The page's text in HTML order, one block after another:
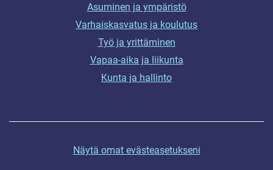
Asuminen ja ympäristö
Varhaiskasvatus ja koulutus
Työ ja yrittäminen
Vapaa-aika ja liikunta
Kunta ja hallinto
Näytä omat evästeasetukseni